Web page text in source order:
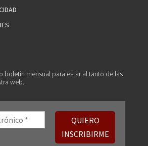
boletín mensual para estar al tanto de las
web.